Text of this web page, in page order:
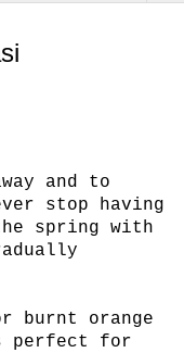
and to
stop having
spring with
orange
perfect for